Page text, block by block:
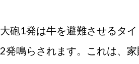
大砲1発は牛を避難させるタ
2発鳴らされます。これは、